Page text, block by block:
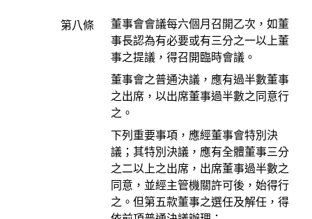
第八條
董事會會議每六個月召開乙次，如董
事長認為有必要或有三分之一以上董
事之提議，得召開臨時會議。
董事會之普通決議，應有過半數董事
之出席，以出席董事過半數之同意行
之。
下列重要事項，應經董事會特別決
議；其特別決議，應有全體董事三分
之二以上之出席，出席董事過半數之
同意，並經主管機關許可後，始得行
之。但第五款董事之選任及解任，得